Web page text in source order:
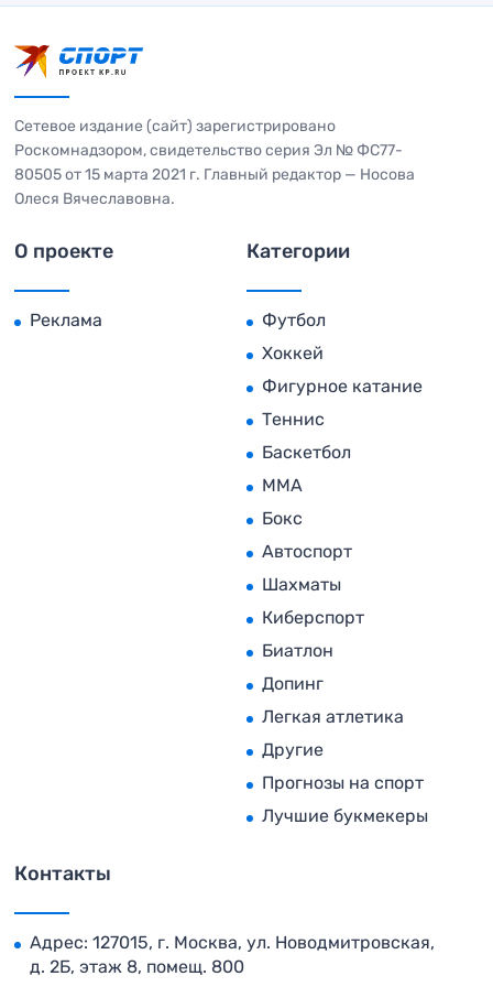
Сетевое издание (сайт) зарегистрировано
Роскомнадзором, свидетельство серия Эл № ФС77-
80505 от 15 марта 2021 г. Главный редактор — Носова
Олеся Вячеславовна.
О проекте
Реклама
Категории
Футбол
Хоккей
Фигурное катание
Теннис
Баскетбол
MMA
Бокс
Автоспорт
Шахматы
Киберспорт
Биатлон
Допинг
Легкая атлетика
Другие
Прогнозы на спорт
Лучшие букмекеры
Контакты
Адрес: 127015, г. Москва, ул. Новодмитровская,
д. 2Б, этаж 8, помещ. 800